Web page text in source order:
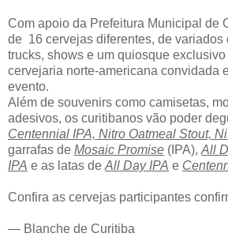
Com apoio da Prefeitura Municipal de
de 16 cervejas diferentes, de variados
trucks, shows e um quiosque exclusivo
cervejaria norte-americana convidada
evento.
Além de souvenirs como camisetas,
adesivos, os curitibanos vão poder
Centennial IPA, Nitro Oatmeal Stout,
garrafas de Mosaic Promise (IPA), All
IPA e as latas de All Day IPA e
Confira as cervejas participantes
— Blanche de Curitiba